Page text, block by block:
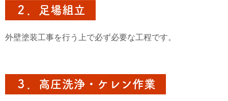
２．足場組立
外壁塗装工事を行う上で必ず必要な工程です。
３．高圧洗浄・ケレン作業